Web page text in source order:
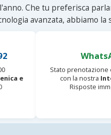
Che tu preferisca
avanzata, abbiamo la
e
Stato prenotazione
con la nostra
Risposte